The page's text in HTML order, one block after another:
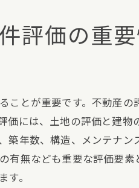
ーを見つける
ン戦略評価の重
とが重要です。不動産
には、土地の評価と建
年数、構造、メンテナ
無なども重要な評価要
す。